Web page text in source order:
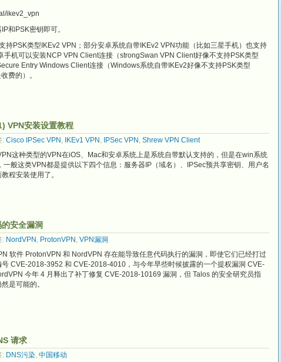
ikev2_vpn
和PSK密钥即可。
持PSK类型IKEv2 VPN；部分安卓系统自带IKEv2 VPN功能（比如三星手机）也支持
手机可以安装NCP VPN Client连接（strongSwan VPN Client好像不支持PSK类型
Entry Windows Client连接（Windows系统自带IKEv2好像不支持PSK类型
费的）。
VPN安装设置教程
: Cisco IPSec VPN , IKEv1 VPN , IPSec VPN , Shrew VPN Client
这种类型的VPN在iOS、Mac和安卓系统上是系统自带默认支持的，但是在win系统
般这类VPN都是提供以下四个信息：服务器IP（域名）、IPSec预共享密钥、用户名
程安装使用了。
安全漏洞
: NordVPN , ProtonVPN , VPN漏洞
软件 ProtonVPN 和 NordVPN 存在能导致任意代码执行的漏洞，即使它们已经打过
CVE-2018-3952 和 CVE-2018-4010，与今年早些时候披露的一个提权漏洞 CVE-
今年 4 月释出了补丁修复 CVE-2018-10169 漏洞，但 Talos 的安全研究员指
是可能的。
请求
: DNS污染, 中国移动